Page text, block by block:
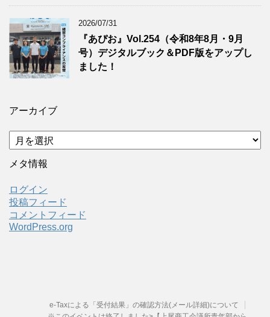
2026/07/31
『あぴお』Vol.254（令和8年8月・9月
号）デジタルブック＆PDF版をアップし
ました！
アーカイブ
ア
ー
カ
ブ
メタ情報
ログイン
投稿フィード
コメントフィード
WordPress.org
e-Taxによる「受付結果」の確認方法(メール詳細)について